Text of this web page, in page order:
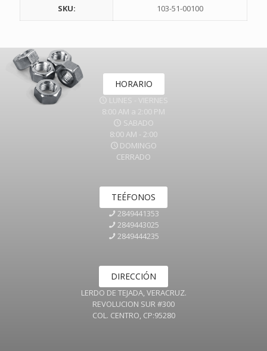
SKU: 103-51-00100
HORARIO
LUNES - VIERNES
8:00 AM a 2:00 PM
SABADO
8:00 AM - 2:00
DOMINGO
CERRADO
TEÉFONOS
2849441353
2849443025
2849444235
DIRECCIÓN
LERDO DE TEJADA, VERACRUZ.
REVOLUCION SUR #300
COL. CENTRO, CP:95280